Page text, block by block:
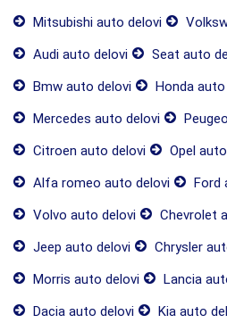
Mitsubishi auto delovi
Audi auto delovi
Seat auto
Bmw auto delovi
Honda
Mercedes auto delovi
Citroen auto delovi
Opel
Alfa romeo auto delovi
Ford
Volvo auto delovi
Chevrolet
Jeep auto delovi
Chrysler
Morris auto delovi
Lancia
Dacia auto delovi
Kia auto